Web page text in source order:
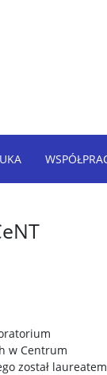
w Centrum
został laureatem